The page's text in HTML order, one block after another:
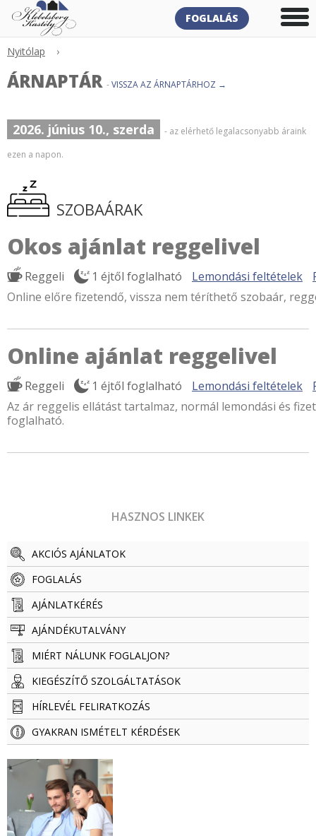
FOGLALÁS
Nyitólap ›
ÁRNAPTÁR -VISSZA AZ ÁRNAPTÁRHOZ →
2026. június 10., szerda
- az elérhető legalacsonyabb áraink
ezen a napon.
SZOBAÁRAK
Okos ajánlat reggelivel
Reggeli 1 éjtől foglalható Lemondási feltételek
Online előre fizetendő, vissza nem téríthető szobaár,
Online ajánlat reggelivel
Reggeli 1 éjtől foglalható Lemondási feltételek
Az ár reggelis ellátást tartalmaz, normál lemondási és
foglalható.
HASZNOS LINKEK
AKCIÓS AJÁNLATOK
FOGLALÁS
AJÁNLATKÉRÉS
AJÁNDÉKUTALVÁNY
MIÉRT NÁLUNK FOGLALJON?
KIEGÉSZÍTŐ SZOLGÁLTATÁSOK
HÍRLEVÉL FELIRATKOZÁS
GYAKRAN ISMÉTELT KÉRDÉSEK